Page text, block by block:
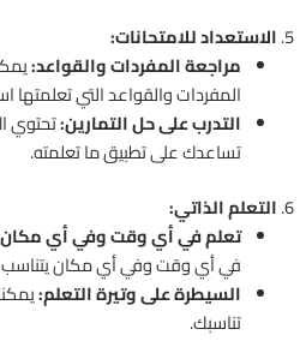
5. الاستعداد للامتحانات:
مراجعة المفردات والقواعد:
المفردات والقواعد التي تعلمتها
التدرب على حل التمارين:تحتوي
تساعدك على تطبيق ما تعلمته.
6. التعلم الذاتي:
تعلم في أي وقت وفي أي
في أي وقت وفي أي مكان يتناسب
السيطرة على وتيرة التعلم:
تناسبك.